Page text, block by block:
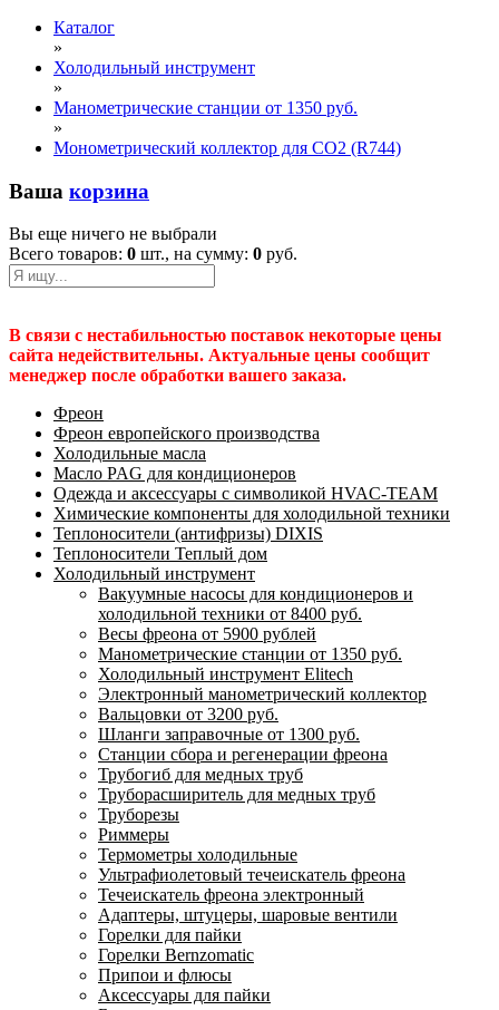
Каталог
»
Холодильный инструмент
»
Манометрические станции от 1350 руб.
»
Монометрический коллектор для CO2 (R744)
Ваша корзина
Вы еще ничего не выбрали
Всего товаров: 0 шт., на сумму: 0 руб.
В связи с нестабильностью поставок некоторые цены
сайта недействительны. Актуальные цены сообщит
менеджер после обработки вашего заказа.
Фреон
Фреон европейского производства
Холодильные масла
Масло PAG для кондиционеров
Одежда и аксессуары с символикой HVAC-TEAM
Химические компоненты для холодильной техники
Теплоносители (антифризы) DIXIS
Теплоносители Теплый дом
Холодильный инструмент
Вакуумные насосы для кондиционеров и
холодильной техники от 8400 руб.
Весы фреона от 5900 рублей
Манометрические станции от 1350 руб.
Холодильный инструмент Elitech
Электронный манометрический коллектор
Вальцовки от 3200 руб.
Шланги заправочные от 1300 руб.
Станции сбора и регенерации фреона
Трубогиб для медных труб
Труборасширитель для медных труб
Труборезы
Риммеры
Термометры холодильные
Ультрафиолетовый течеискатель фреона
Течеискатель фреона электронный
Адаптеры, штуцеры, шаровые вентили
Горелки для пайки
Горелки Bernzomatic
Припои и флюсы
Аксессуары для пайки